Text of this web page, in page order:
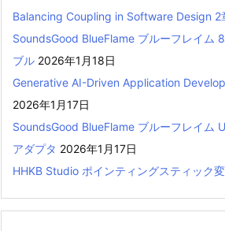
Balancing Coupling in Software Design 2
SoundsGood BlueFlame ブルーフレイム
ブル 2026年1月18日
Generative AI-Driven Application
2026年1月17日
SoundsGood BlueFlame ブルーフレイム
アダプタ 2026年1月17日
HHKB Studio ポインティングスティック